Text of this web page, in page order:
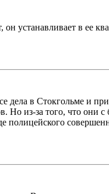
устанавливает в ее
в Стокгольме и
Но из-за того, что
полицейского